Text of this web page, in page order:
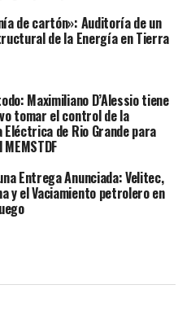
de cartón»: Auditoría de un
de la Energía en Tierra
Maximiliano D’Alessio tiene
tomar el control de la
Eléctrica de Rio Grande para
Entrega Anunciada: Velitec,
y el Vaciamiento petrolero en